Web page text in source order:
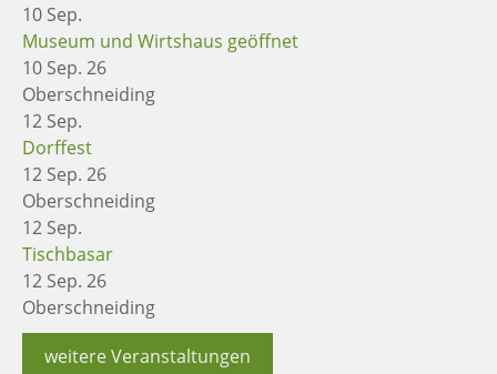
10 Sep.
Museum und Wirtshaus geöffnet
10 Sep. 26
Oberschneiding
12 Sep.
Dorffest
12 Sep. 26
Oberschneiding
12 Sep.
Tischbasar
12 Sep. 26
Oberschneiding
weitere Veranstaltungen